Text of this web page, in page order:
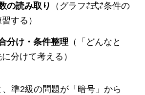
の読み取り
（グラフ⇄式⇄条件の
する）
分け・条件整理 （「どんなと
分けて考える）
準2級の問題が「暗号」から